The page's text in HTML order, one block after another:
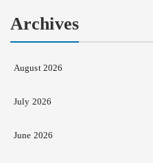
Archives
August 2026
July 2026
June 2026